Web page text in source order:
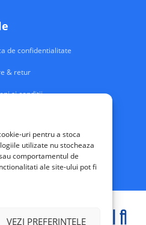
uri pentru a stoca
utilizate nu stocheaza
comportamentul de
ale site-ului pot fi
VEZI PREFERINTELE
de confidentialitate
& retur
si conditii
meu